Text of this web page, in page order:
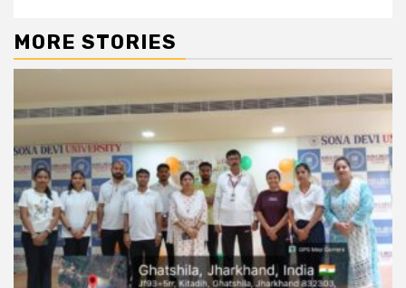
MORE STORIES